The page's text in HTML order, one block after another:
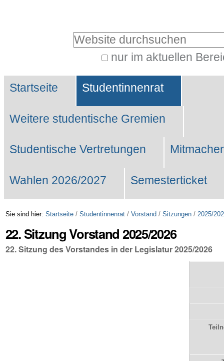
Website durchsuchen
nur im aktuellen
Suche…
Sektionen
Startseite Studentinnenrat
Weitere studentische Gremien
Studentische Vertretungen
Wahlen 2026/2027 Semesterticket
Sie sind hier: Startseite / Studentinnenrat / Vorstand / Sitzungen / 2025/
22. Sitzung Vorstand 2025/2026
22. Sitzung des Vorstandes in der Legislatur 2025/2026